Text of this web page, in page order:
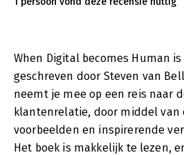
When Digital becomes Human
geschreven door Steven van
neemt je mee op een reis naar
klantenrelatie, door middel van
voorbeelden en inspirerende
Het boek is makkelijk te lezen,